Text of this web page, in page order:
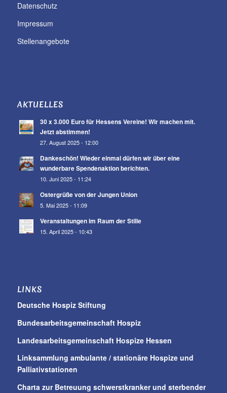
Datenschutz
Impressum
Stellenangebote
AKTUELLES
30 x 3.000 Euro für Hessens Vereine! Wir machen mit.
Jetzt abstimmen!
27. August 2025 - 12:00
Dankeschön! Wieder einmal dürfen wir über eine
wunderbare Spendenaktion berichten.
10. Juni 2025 - 11:24
Ostergrüße von der Jungen Union
5. Mai 2025 - 11:09
Veranstaltungen im Raum der Stille
15. April 2025 - 10:43
LINKS
Deutsche Hospiz Stiftung
Bundesarbeitsgemeinschaft Hospiz
Landesarbeitsgemeinschaft Hospize Hessen
Linksammlung ambulante / stationäre Hospize und
Palliativstationen
Charta zur Betreuung schwerstkranker und sterbender